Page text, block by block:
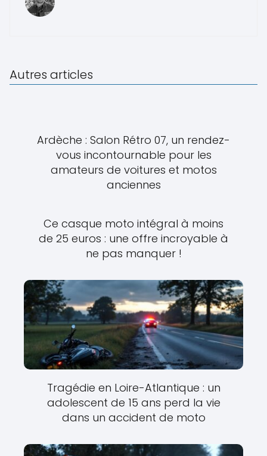
Autres articles
Ardèche : Salon Rétro 07, un rendez-
vous incontournable pour les
amateurs de voitures et motos
anciennes
Ce casque moto intégral à moins
de 25 euros : une offre incroyable à
ne pas manquer !
Tragédie en Loire-Atlantique : un
adolescent de 15 ans perd la vie
dans un accident de moto